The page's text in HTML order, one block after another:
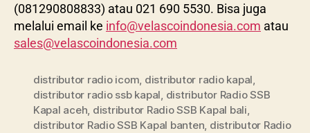
(081290808833) atau 021 690 5530. Bisa juga
melalui email ke info@velascoindonesia.com atau
sales@velascoindonesia.com
distributor radio icom, distributor radio kapal,
distributor radio ssb kapal, distributor Radio SSB
Kapal aceh, distributor Radio SSB Kapal bali,
distributor Radio SSB Kapal banten, distributor Radio